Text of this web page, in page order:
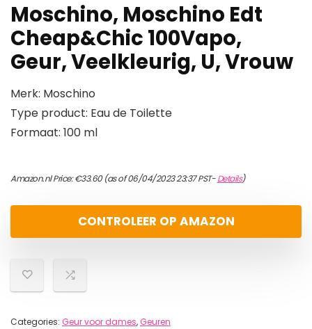
Moschino, Moschino Edt
Cheap&Chic 100Vapo,
Geur, Veelkleurig, U, Vrouw
Merk: Moschino
Type product: Eau de Toilette
Formaat: 100 ml
Amazon.nl Price:€33.60(as of 06/04/2023 23:37 PST-Details)
CONTROLEER OP AMAZON
Categories: Geur voor dames, Geuren